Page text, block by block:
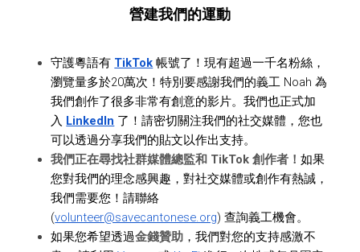
營建我們的運動
守護粵語有 TikTok 帳號了！現有超過一千名粉絲，
瀏覽量多於20萬次！特別要感謝我們的義工 Noah 為
我們創作了很多非常有創意的影片。我們也正式加
入 LinkedIn 了！請密切關注我們的社交媒體，您也
可以透過分享我們的貼文以作出支持。
我們正在尋找社群媒體總監和 TikTok 創作者！如果
您對我們的理念感興趣，對社交媒體或創作有熱誠，
我們需要您！請聯絡
(volunteer@savecantonese.org) 查詢義工機會。
如果您希望透過金錢贊助 ，我們對您的支持感激不